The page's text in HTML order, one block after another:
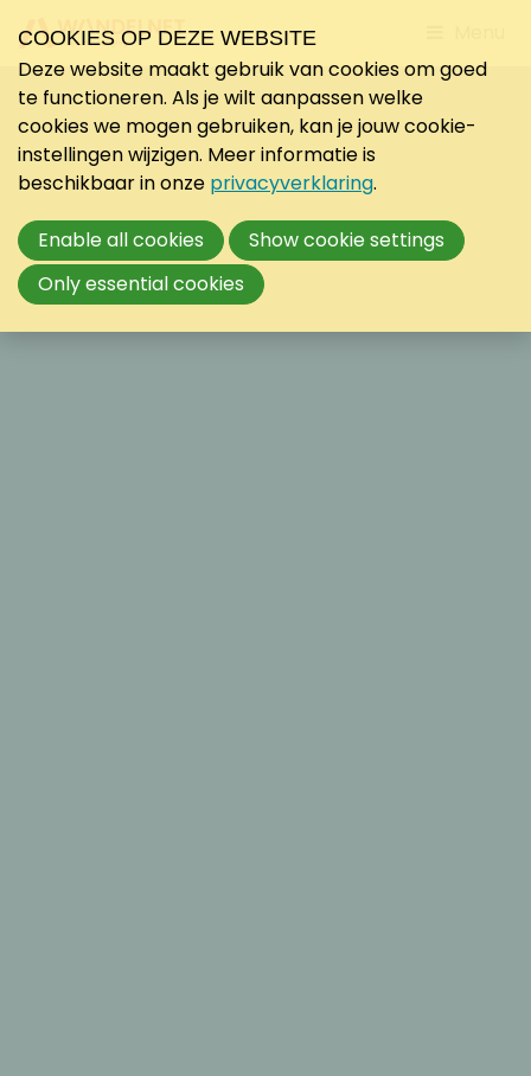
to
COOKIES OP DEZE WEBSITE
Deze website maakt gebruik van cookies om goed
te functioneren. Als je wilt aanpassen welke
cookies we mogen gebruiken, kan je jouw cookie-
instellingen wijzigen. Meer informatie is
beschikbaar in onze privacyverklaring.
Enable all cookies
Show cookie settings
Only essential cookies